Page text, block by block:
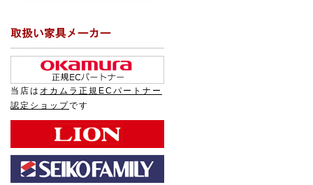
当店は オカムラ正規ECパートナー
認定ショップです